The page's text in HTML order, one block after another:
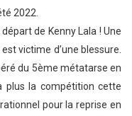
2022.
de Kenny Lala ! Une
victime d’une blessure.
du 5ème métatarse en
plus la compétition cette
pour la reprise en